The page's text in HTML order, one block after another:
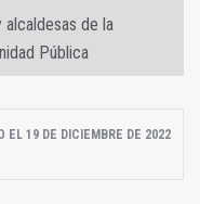
alcaldesas de la
Pública
EL 19 DE DICIEMBRE DE 2022